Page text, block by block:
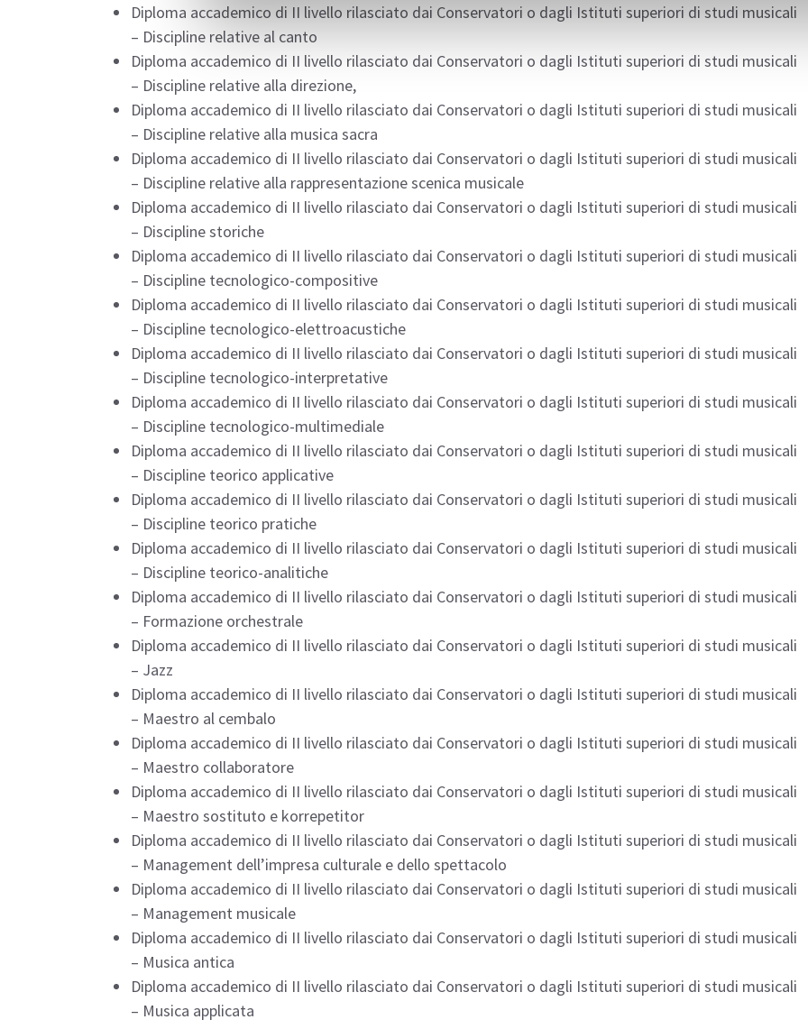
Diploma accademico di II livello rilasciato dai Conservatori o dagli Istituti superiori di studi musicali
– Discipline relative al canto
Diploma accademico di II livello rilasciato dai Conservatori o dagli Istituti superiori di studi musicali
– Discipline relative alla direzione,
Diploma accademico di II livello rilasciato dai Conservatori o dagli Istituti superiori di studi musicali
– Discipline relative alla musica sacra
Diploma accademico di II livello rilasciato dai Conservatori o dagli Istituti superiori di studi musicali
– Discipline relative alla rappresentazione scenica musicale
Diploma accademico di II livello rilasciato dai Conservatori o dagli Istituti superiori di studi musicali
– Discipline storiche
Diploma accademico di II livello rilasciato dai Conservatori o dagli Istituti superiori di studi musicali
– Discipline tecnologico-compositive
Diploma accademico di II livello rilasciato dai Conservatori o dagli Istituti superiori di studi musicali
– Discipline tecnologico-elettroacustiche
Diploma accademico di II livello rilasciato dai Conservatori o dagli Istituti superiori di studi musicali
– Discipline tecnologico-interpretative
Diploma accademico di II livello rilasciato dai Conservatori o dagli Istituti superiori di studi musicali
– Discipline tecnologico-multimediale
Diploma accademico di II livello rilasciato dai Conservatori o dagli Istituti superiori di studi musicali
– Discipline teorico applicative
Diploma accademico di II livello rilasciato dai Conservatori o dagli Istituti superiori di studi musicali
– Discipline teorico pratiche
Diploma accademico di II livello rilasciato dai Conservatori o dagli Istituti superiori di studi musicali
– Discipline teorico-analitiche
Diploma accademico di II livello rilasciato dai Conservatori o dagli Istituti superiori di studi musicali
– Formazione orchestrale
Diploma accademico di II livello rilasciato dai Conservatori o dagli Istituti superiori di studi musicali
– Jazz
Diploma accademico di II livello rilasciato dai Conservatori o dagli Istituti superiori di studi musicali
– Maestro al cembalo
Diploma accademico di II livello rilasciato dai Conservatori o dagli Istituti superiori di studi musicali
– Maestro collaboratore
Diploma accademico di II livello rilasciato dai Conservatori o dagli Istituti superiori di studi musicali
– Maestro sostituto e korrepetitor
Diploma accademico di II livello rilasciato dai Conservatori o dagli Istituti superiori di studi musicali
– Management dell’impresa culturale e dello spettacolo
Diploma accademico di II livello rilasciato dai Conservatori o dagli Istituti superiori di studi musicali
– Management musicale
Diploma accademico di II livello rilasciato dai Conservatori o dagli Istituti superiori di studi musicali
– Musica antica
Diploma accademico di II livello rilasciato dai Conservatori o dagli Istituti superiori di studi musicali
– Musica applicata